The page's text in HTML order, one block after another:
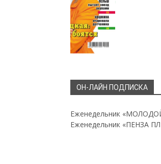
ОН-ЛАЙН ПОДПИСКА
Еженедельник
Еженедельник «ПЕНЗА